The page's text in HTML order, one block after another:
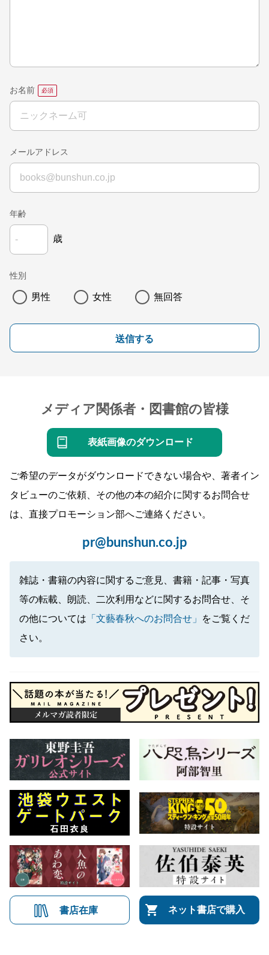
お名前
メールアドレス
年齢
歳
性別
男性 女性 無回答
送信する
メディア関係者・図書館の皆様
表紙画像のダウンロード
ご希望のデータがダウンロードできない場合や、著者イン
タビューのご依頼、その他の本の紹介に関するお問合せ
は、直接プロモーション部へご連絡ください。
pr@bunshun.co.jp
雑誌・書籍の内容に関するご意見、書籍・記事・写真
等の転載、朗読、二次利用などに関するお問合せ、そ
の他については 「文藝春秋へのお問合せ」
をご覧くだ
さい。
書店在庫 ネット書店で購入